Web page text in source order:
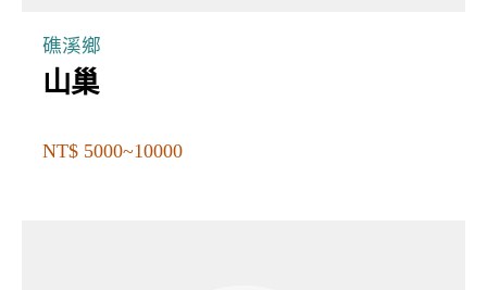
礁溪鄉
山巢
NT$ 5000~10000